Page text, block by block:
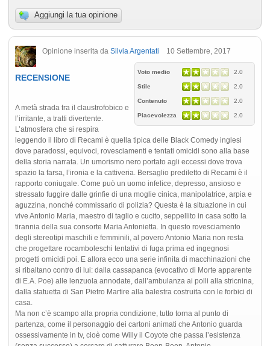
Aggiungi la tua opinione
Opinione inserita da Silvia Argentati 10 Settembre, 2017
Voto medio 2.0
Stile 2.0
Contenuto 2.0
Piacevolezza 2.0
RECENSIONE
A metà strada tra il claustrofobico e
l’irritante, a tratti divertente.
L’atmosfera che si respira
leggendo il libro di Recami è quella tipica delle Black Comedy inglesi
dove paradossi, equivoci, rovesciamenti e tentati omicidi sono alla base
della storia narrata. Un umorismo nero portato agli eccessi dove trova
spazio la farsa, l’ironia e la cattiveria. Bersaglio prediletto di Recami è il
rapporto coniugale. Come può un uomo infelice, depresso, ansioso e
stressato fuggire dalle grinfie di una moglie cinica, manipolatrice, arpia e
aguzzina, nonché commissario di polizia? Questa è la situazione in cui
vive Antonio Maria, maestro di taglio e cucito, seppellito in casa sotto la
tirannia della sua consorte Maria Antonietta. In questo rovesciamento
degli stereotipi maschili e femminili, al povero Antonio Maria non resta
che progettare rocamboleschi tentativi di fuga prima ed ingegnosi
progetti omicidi poi. E allora ecco una serie infinita di macchinazioni che
si ribaltano contro di lui: dalla cassapanca (evocativo di Morte apparente
di E.A. Poe) alle lenzuola annodate, dall’ambulanza ai polli alla stricnina,
dalla statuetta di San Pietro Martire alla balestra costruita con le forbici di
casa.
Ma non c’è scampo alla propria condizione, tutto torna al punto di
partenza, come il personaggio dei cartoni animati che Antonio guarda
ossessivamente in tv, cioè come Willy il Coyote che passa l’esistenza